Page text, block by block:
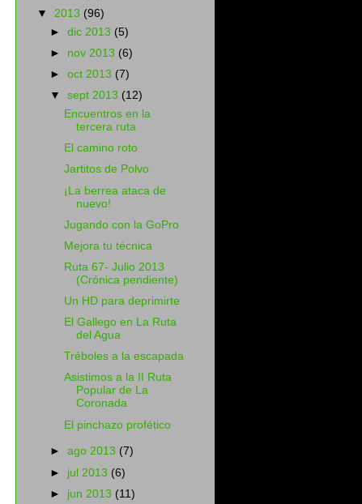
▼ 2013 (96)
►dic 2013 (5)
► nov 2013 (6)
►oct 2013 (7)
▼sept 2013 (12)
Encuentros en la
tercera ruta
El camino roto
Jartitos de Polvo
¡La berrea ataca de
nuevo!
Jugando con la GoPro
Mejora tu técnica
Ruta 67- Julio 2013
(Crónica pendiente)
Un HD para deprimirte
El Gallego en La Ruta
del Agua
Tréboles a la escapada
Asistimos a la II Ruta
Popular de La
Coronada
El pinchazo profético
►ago 2013 (7)
► jul 2013 (6)
► jun 2013 (11)